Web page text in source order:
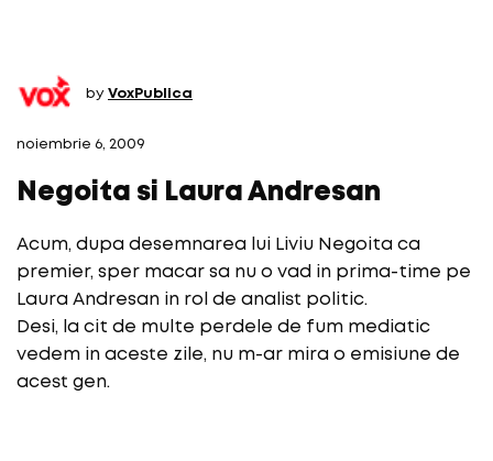
by VoxPublica
noiembrie 6, 2009
Negoita si Laura Andresan
Acum, dupa desemnarea lui Liviu Negoita ca
premier, sper macar sa nu o vad in prima-time pe
Laura Andresan in rol de analist politic.
Desi, la cit de multe perdele de fum mediatic
vedem in aceste zile, nu m-ar mira o emisiune de
acest gen.